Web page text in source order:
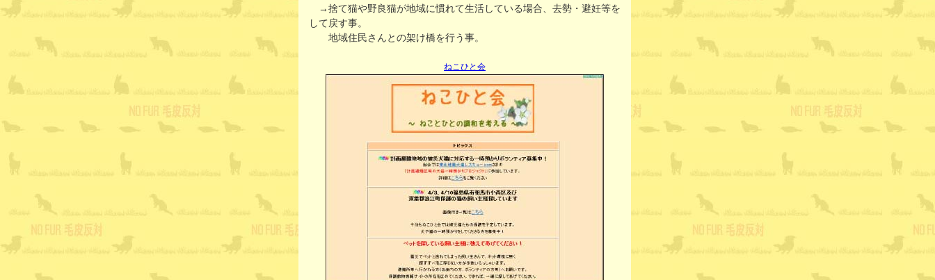
→捨て猫や野良猫が地域に慣れて生活している場合、去勢・避妊等を
して戻す事。
地域住民さんとの架け橋を行う事。
ねこひと会